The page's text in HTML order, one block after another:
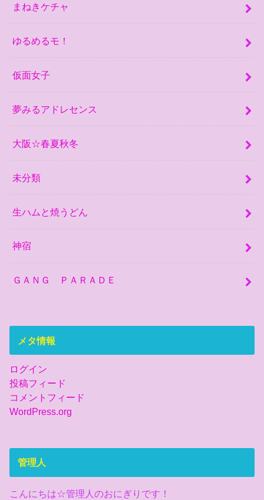
まねきケチャ
ゆるめるモ！
仮面女子
夢みるアドレセンス
大阪☆春夏秋冬
未分類
生ハムと焼うどん
神宿
ＧＡＮＧ ＰＡＲＡＤＥ
メタ情報
ログイン
投稿フィード
コメントフィード
WordPress.org
管理人
こんにちは☆管理人のおにぎりです！